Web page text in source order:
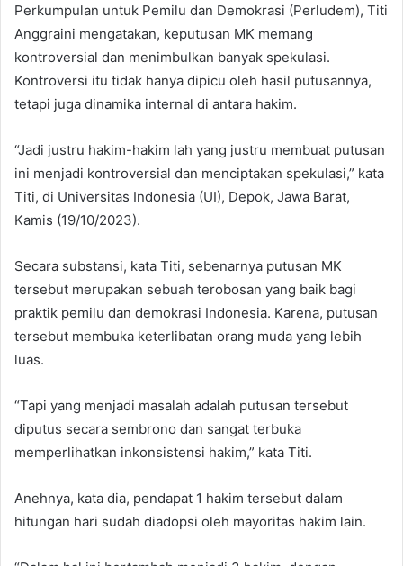
Perkumpulan untuk Pemilu dan Demokrasi (Perludem), Titi
Anggraini mengatakan, keputusan MK memang
kontroversial dan menimbulkan banyak spekulasi.
Kontroversi itu tidak hanya dipicu oleh hasil putusannya,
tetapi juga dinamika internal di antara hakim.
“Jadi justru hakim-hakim lah yang justru membuat putusan
ini menjadi kontroversial dan menciptakan spekulasi,” kata
Titi, di Universitas Indonesia (UI), Depok, Jawa Barat,
Kamis (19/10/2023).
Secara substansi, kata Titi, sebenarnya putusan MK
tersebut merupakan sebuah terobosan yang baik bagi
praktik pemilu dan demokrasi Indonesia. Karena, putusan
tersebut membuka keterlibatan orang muda yang lebih
luas.
“Tapi yang menjadi masalah adalah putusan tersebut
diputus secara sembrono dan sangat terbuka
memperlihatkan inkonsistensi hakim,” kata Titi.
Anehnya, kata dia, pendapat 1 hakim tersebut dalam
hitungan hari sudah diadopsi oleh mayoritas hakim lain.